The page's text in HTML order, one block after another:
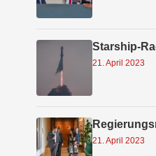
Starship-
21. April 2023
21. April 2023